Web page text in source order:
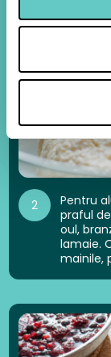
2
Pentru
praful
oul,
lamaie.
mainile,